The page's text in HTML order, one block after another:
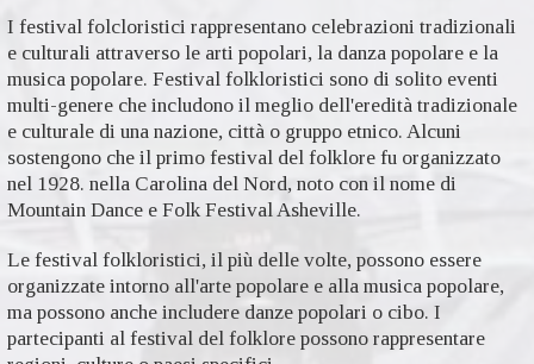
I festival folcloristici rappresentano celebrazioni tradizionali
e culturali attraverso le arti popolari, la danza popolare e la
musica popolare. Festival folkloristici sono di solito eventi
multi-genere che includono il meglio dell'eredità tradizionale
e culturale di una nazione, città o gruppo etnico. Alcuni
sostengono che il primo festival del folklore fu organizzato
nel 1928. nella Carolina del Nord, noto con il nome di
Mountain Dance e Folk Festival Asheville.
Le festival folkloristici, il più delle volte, possono essere
organizzate intorno all'arte popolare e alla musica popolare,
ma possono anche includere danze popolari o cibo. I
partecipanti al festival del folklore possono rappresentare